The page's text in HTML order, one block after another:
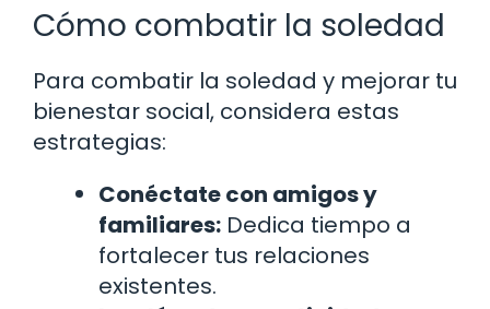
Cómo combatir la soledad
Para combatir la soledad y mejorar tu
bienestar social, considera estas
estrategias:
Conéctate con amigos y
familiares: Dedica tiempo a
fortalecer tus relaciones
existentes.